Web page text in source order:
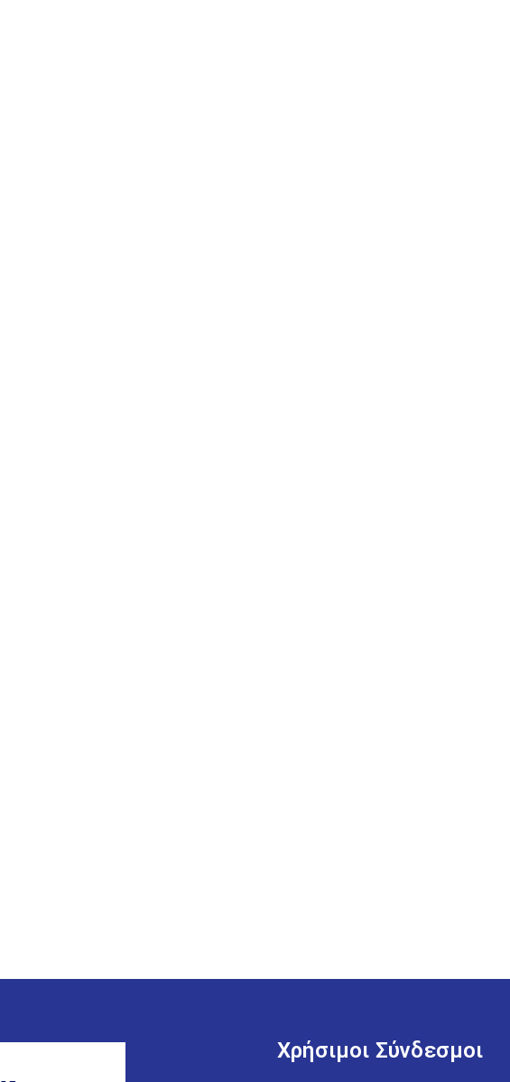
Χρήσιμοι Σύνδεσμοι